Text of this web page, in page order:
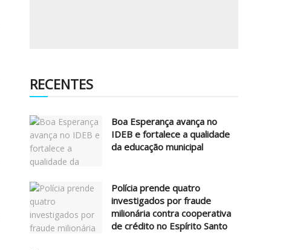
RECENTES
Boa Esperança avança no
IDEB e fortalece a qualidade
da educação municipal
Polícia prende quatro
investigados por fraude
milionária contra cooperativa
de crédito no Espírito Santo